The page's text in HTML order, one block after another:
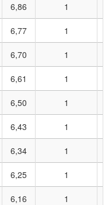
6,86 1
6,77 1
6,70 1
6,61 1
6,50 1
6,43 1
6,34 1
6,25 1
6,16 1